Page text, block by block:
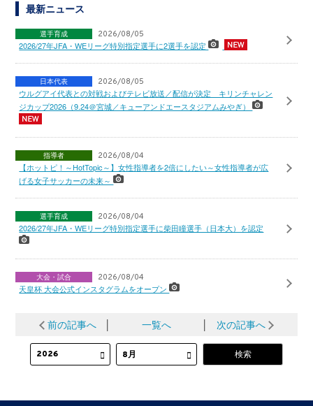
最新ニュース
選手育成 2026/08/05
2026/27年JFA・WEリーグ特別指定選手に2選手を認定
日本代表 2026/08/05
ウルグアイ代表との対戦およびテレビ放送／配信が決定 キリンチャレン
ジカップ2026（9.24＠宮城／キューアンドエースタジアムみやぎ）
指導者 2026/08/04
【ホットピ！～HotTopic～】女性指導者を2倍にしたい～女性指導者が広
げる女子サッカーの未来～
選手育成 2026/08/04
2026/27年JFA・WEリーグ特別指定選手に柴田瞳選手（日本大）を認定
大会・試合 2026/08/04
天皇杯 大会公式インスタグラムをオープン
前の記事へ 一覧へ 次の記事へ